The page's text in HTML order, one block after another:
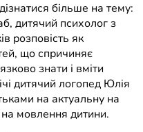
більше на тему:
дитячий психолог з
розповість як
що спричиняє
знати і вміти
дитячий логопед Юлія
на актуальну на
мовлення дитини.